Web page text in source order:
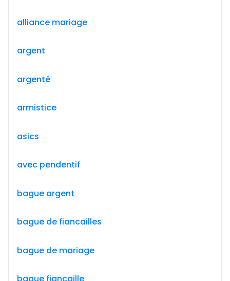
alliance mariage
argent
argenté
armistice
asics
avec pendentif
bague argent
bague de fiancailles
bague de mariage